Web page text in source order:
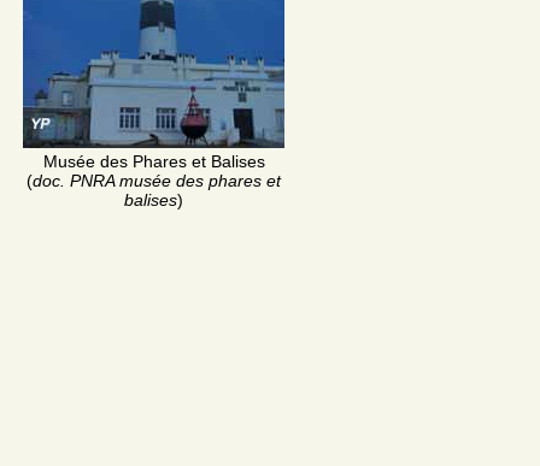
Musée des Phares et Balises
(doc. PNRA musée des phares et
balises)